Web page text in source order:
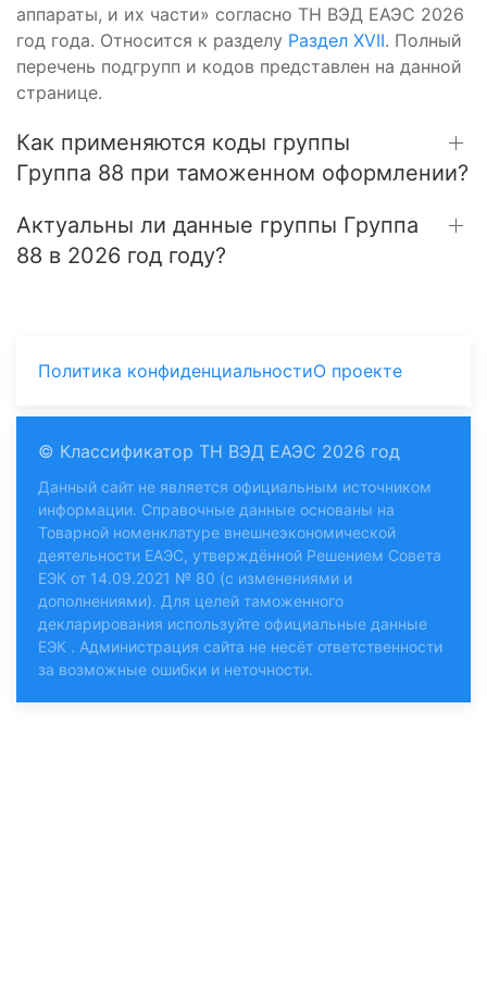
аппараты, и их части» согласно ТН ВЭД ЕАЭС 2026
год года. Относится к разделу Раздел XVII. Полный
перечень подгрупп и кодов представлен на данной
странице.
Как применяются коды группы
Группа 88 при таможенном оформлении?
Актуальны ли данные группы Группа
88 в 2026 год году?
Политика конфиденциальностиО проекте
© Классификатор ТН ВЭД ЕАЭС 2026 год
Данный сайт не является официальным источником
информации. Справочные данные основаны на
Товарной номенклатуре внешнеэкономической
деятельности ЕАЭС, утверждённой Решением Совета
ЕЭК от 14.09.2021 № 80 (с изменениями и
дополнениями). Для целей таможенного
декларирования используйте официальные данные
ЕЭК . Администрация сайта не несёт ответственности
за возможные ошибки и неточности.